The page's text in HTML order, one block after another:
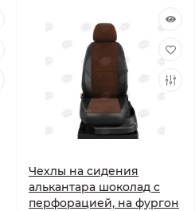
Чехлы на сидения
алькантара шоколад с
перфорацией, на фургон